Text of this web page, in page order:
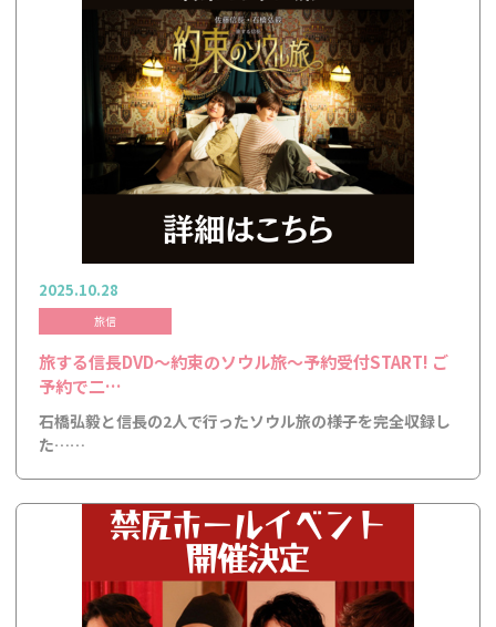
2025.10.28
旅信
旅する信長DVD～約束のソウル旅～予約受付START! ご
予約で二…
石橋弘毅と信長の2人で行ったソウル旅の様子を完全収録し
た……